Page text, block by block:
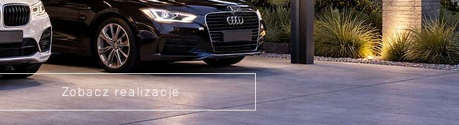
Zobacz realizacje